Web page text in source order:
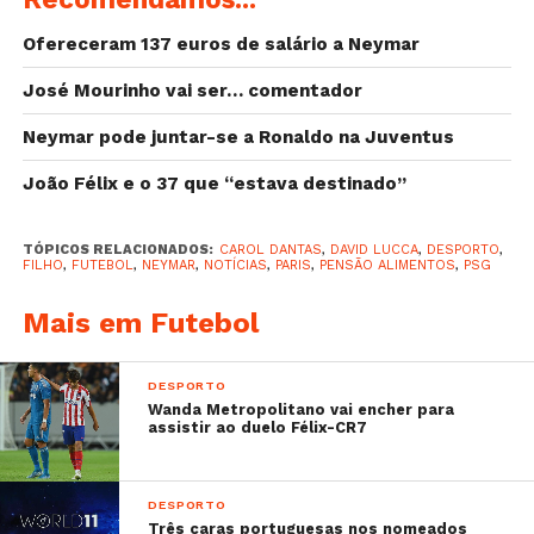
Ofereceram 137 euros de salário a Neymar
José Mourinho vai ser… comentador
Neymar pode juntar-se a Ronaldo na Juventus
João Félix e o 37 que “estava destinado”
TÓPICOS RELACIONADOS: CAROL DANTAS, DAVID LUCCA, DESPORTO,
FILHO, FUTEBOL, NEYMAR, NOTÍCIAS, PARIS, PENSÃO ALIMENTOS, PSG
Mais em Futebol
DESPORTO
Wanda Metropolitano vai encher para
assistir ao duelo Félix-CR7
DESPORTO
Três caras portuguesas nos nomeados